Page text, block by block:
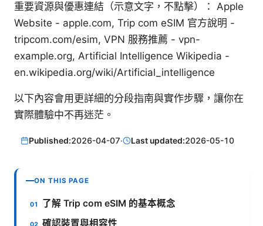
重要資源與優惠連結（示意文字，不點擊）： Apple
Website - apple.com, Trip com eSIM 官方說明 -
tripcom.com/esim, VPN 服務推薦 - vpn-
example.org, Artificial Intelligence Wikipedia -
en.wikipedia.org/wiki/Artificial_intelligence
以下內容會用更詳細的分段指南與實作步驟，讓你在
實際體驗中不再迷茫。
Published:2026-04-07· Last updated:2026-05-10
ON THIS PAGE
了解 Trip com eSIM 的基本概念
確認裝置與相容性